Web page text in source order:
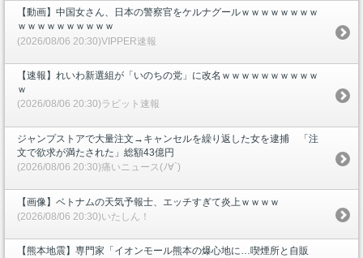
【動画】中国女さん、日本の警察官をケルナグールｗｗｗｗｗｗｗｗ
ｗｗｗｗｗｗｗｗｗｗ
(2026/08/06 20:30)VIPPER速報
【速報】れいわ新選組が「いのちの党」に改名ｗｗｗｗｗｗｗｗｗｗ
ｗ
(2026/08/06 20:30)ラビット速報
ジャンプストアで大量注文→キャンセルを繰り返した女を逮捕 「注
文で欲求が満たされた」総額43億円
(2026/08/06 20:30)痛いニュース(ﾉ∀`)
【画像】ベトナムの天気予報士、エッチすぎて炎上ｗｗｗｗ
(2026/08/06 20:30)いたしん！
【熊本地震】専門家「イオンモール熊本の爆心地に…喫煙所と自販